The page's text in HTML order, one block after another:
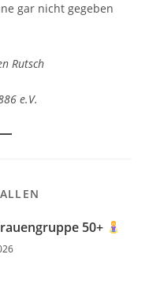
gar nicht gegeben
Rutsch
e.V.
50+